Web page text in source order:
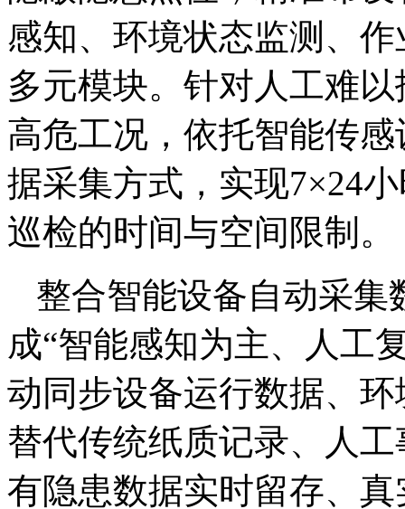
感知、环境状态监测、
多元模块。针对人工难
高危工况，依托智能传
据采集方式，实现7×24
巡检的时间与空间限制。
整合智能设备自动采集
成“智能感知为主、人工
动同步设备运行数据、
替代传统纸质记录、人
有隐患数据实时留存、